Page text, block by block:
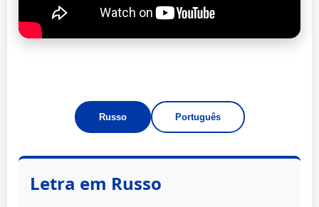
Russo Português
Letra em Russo